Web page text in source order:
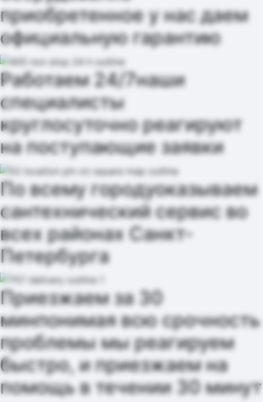
приобретенное у нас даем
официальную гарантию
Работаем 24/7наши
специалисты
круглосуточно реагируют
на поступающие заявки
По всему городуоказываем
сантехнический сервис во
всех районах Санкт-
Петербурга
Приезжаем за 30
минпонимая всю срочность
проблемы мы реагируем
быстро, и приезжаем на
помощь в течении 30 минут